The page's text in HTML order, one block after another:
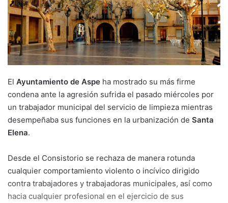
El Ayuntamiento de Aspe ha mostrado su más firme
condena ante la agresión sufrida el pasado miércoles por
un trabajador municipal del servicio de limpieza mientras
desempeñaba sus funciones en la urbanización de Santa
Elena.
Desde el Consistorio se rechaza de manera rotunda
cualquier comportamiento violento o incívico dirigido
contra trabajadores y trabajadoras municipales, así como
hacia cualquier profesional en el ejercicio de sus